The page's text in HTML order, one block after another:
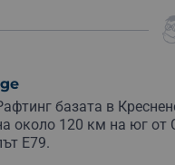
в района се
По пътя има
базата в
около 120 км на юг от
Е79.